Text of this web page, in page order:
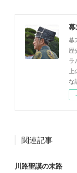
幕
歴
ラ
な
関連記事
川路聖謨の末路